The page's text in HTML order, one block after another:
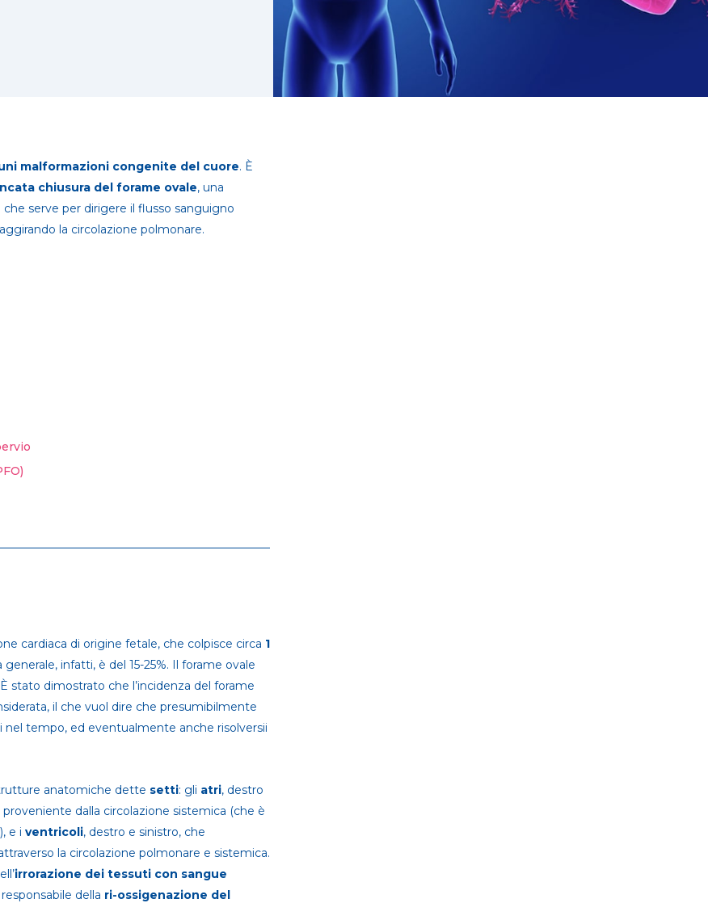
malformazioni congenite del cuore. È
chiusura del forame ovale, una
serve per dirigere il flusso sanguigno
la circolazione polmonare.
cardiaca di origine fetale, che colpisce circa 1
infatti, è del 15-25%. Il forame ovale
stato dimostrato che l’incidenza del forame
il che vuol dire che presumibilmente
tempo, ed eventualmente anche risolversii
anatomiche dette setti: gli atri, destro
dalla circolazione sistemica (che è
e i ventricoli, destro e sinistro, che
la circolazione polmonare e sistemica.
irrorazione dei tessuti con sangue
della ri-ossigenazione del